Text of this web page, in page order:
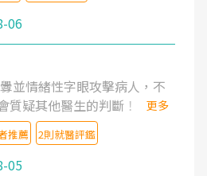
06
並情緒性字眼攻擊病人，不
質疑其他醫生的判斷！
更多
推薦 2則就醫評鑑
05